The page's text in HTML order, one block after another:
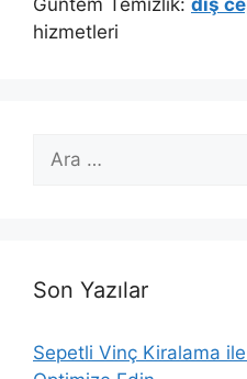
Güntem Temizlik: dış
hizmetleri
için
Son Yazılar
Sepetli Vinç Kiralama